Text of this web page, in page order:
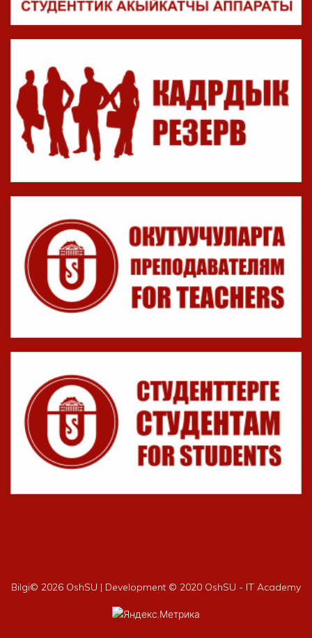
Bilgi© 2026 OshSU | Development © 2020 OshSU - IT Academy